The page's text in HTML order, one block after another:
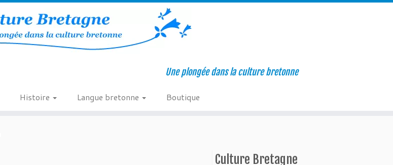
Une plongée dans la culture bretonne
Histoire Langue bretonne Boutique
Culture Bretagne